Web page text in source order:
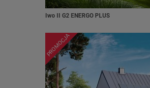
Iwo II G2 ENERGO PLUS
PROMOCJA